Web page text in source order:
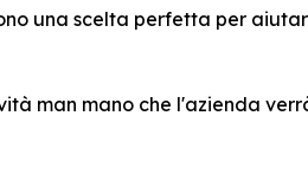
una scelta perfetta per
man mano che l'azienda